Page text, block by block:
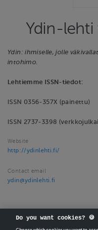
Ydin-lehti
Ydin: ihmiselle, jolle
intohimo.
Lehtiemme ISSN-tiedot:
ISSN 0356-357X (painettu)
ISSN 2737-3398
Website
http://ydinlehti.fi/
Contact email
ydin@ydinlehti.fi
Do you want cookies? 🍪